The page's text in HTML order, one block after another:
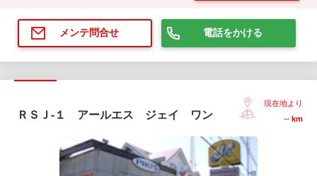
メンテ問合せ 電話をかける
ＲＳＪ-１ アールエス ジェイ ワン
現在地より
-- km